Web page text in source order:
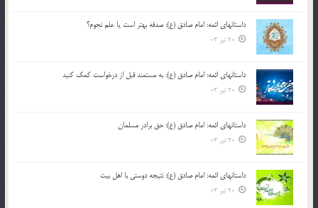
داستانهای ائمه: امام صادق (ع): صدقه بهتر است یا علم نجوم؟
20 تیر 03
داستانهای ائمه: امام صادق (ع): به مستمند قبل از درخواست کمک کنید
20 تیر 03
داستانهای ائمه: امام صادق (ع): حق برادر مسلمان
20 تیر 03
داستانهای ائمه: امام صادق (ع): نتیجه دوستی با اهل بیت
20 تیر 03